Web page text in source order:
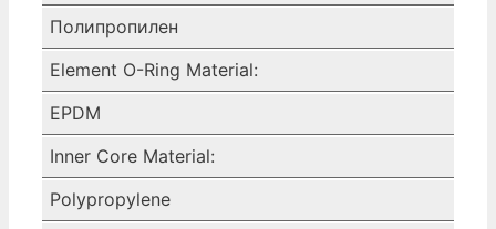
Полипропилен
Element O-Ring Material:
EPDM
Inner Core Material:
Polypropylene